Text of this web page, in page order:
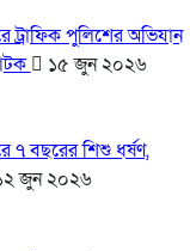
ট্রাফিক পুলিশের অভিযান
১৫ জুন ২০২৬
৭ বছরের শিশু ধর্ষণ,
জুন ২০২৬